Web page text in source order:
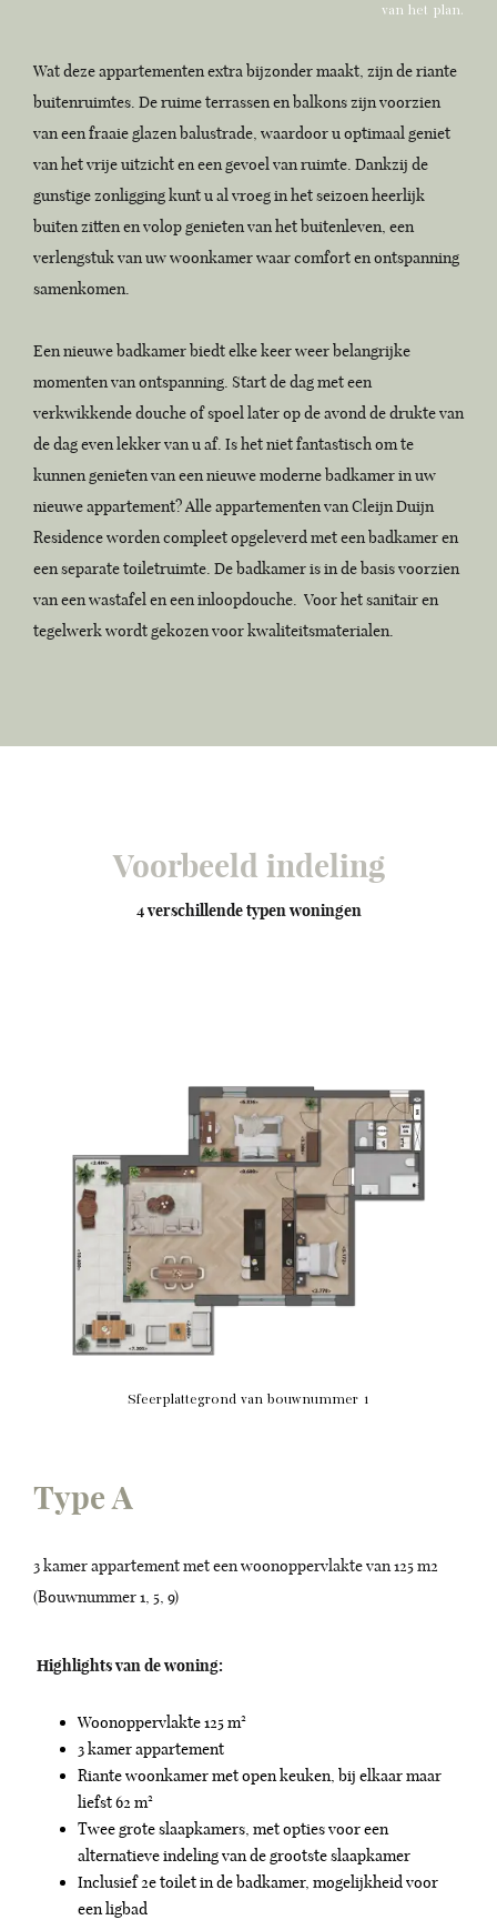
van het plan.
Wat deze appartementen extra bijzonder maakt, zijn de riante
buitenruimtes. De ruime terrassen en balkons zijn voorzien
van een fraaie glazen balustrade, waardoor u optimaal geniet
van het vrije uitzicht en een gevoel van ruimte. Dankzij de
gunstige zonligging kunt u al vroeg in het seizoen heerlijk
buiten zitten en volop genieten van het buitenleven, een
verlengstuk van uw woonkamer waar comfort en ontspanning
samenkomen.
Een nieuwe badkamer biedt elke keer weer belangrijke
momenten van ontspanning. Start de dag met een
verkwikkende douche of spoel later op de avond de drukte van
de dag even lekker van u af. Is het niet fantastisch om te
kunnen genieten van een nieuwe moderne badkamer in uw
nieuwe appartement? Alle appartementen van Cleijn Duijn
Residence worden compleet opgeleverd met een badkamer en
een separate toiletruimte. De badkamer is in de basis voorzien
van een wastafel en een inloopdouche. Voor het sanitair en
tegelwerk wordt gekozen voor kwaliteitsmaterialen.
Voorbeeld indeling
4 verschillende typen woningen
Sfeerplattegrond van bouwnummer 1
Type A
3 kamer appartement met een woonoppervlakte van 125 m2
(Bouwnummer 1, 5, 9)
Highlights van de woning:
Woonoppervlakte 125 m²
3 kamer appartement
Riante woonkamer met open keuken, bij elkaar maar
liefst 62 m²
Twee grote slaapkamers, met opties voor een
alternatieve indeling van de grootste slaapkamer
Inclusief 2e toilet in de badkamer, mogelijkheid voor
een ligbad